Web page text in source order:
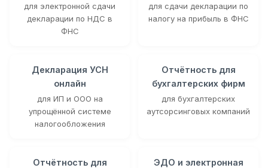
для электронной сдачи
декларации по НДС в
ФНС
для сдачи декларации по
налогу на прибыль в ФНС
Декларация УСН
онлайн
для ИП и ООО на
упрощённой системе
налогообложения
Отчётность для
бухгалтерских фирм
для бухгалтерских
аутсорсинговых компаний
Отчётность для
ЭДО и электронная